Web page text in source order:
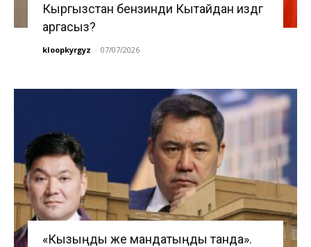
Кыргызстан бензинди Кытайдан издөөгө
аргасыз?
kloopkyrgyz - 07/07/2026
«Кызыңды же мандатыңды танда».